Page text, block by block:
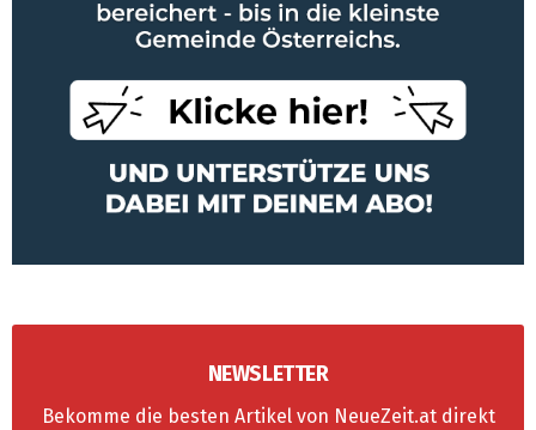
NEWSLETTER
Bekomme die besten Artikel von NeueZeit.at direkt